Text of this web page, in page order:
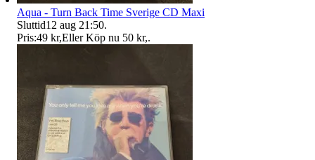
Aqua - Turn Back Time Sverige CD Maxi
Sluttid12 aug 21:50.
Pris:49 kr,Eller Köp nu 50 kr,.